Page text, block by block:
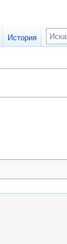
История